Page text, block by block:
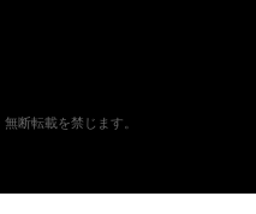
断転載を禁じます。